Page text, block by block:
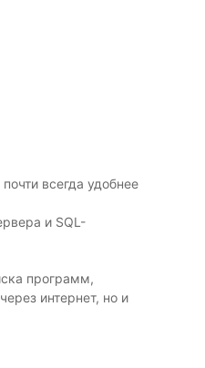
всегда удобнее
и SQL-
программ,
интернет, но и